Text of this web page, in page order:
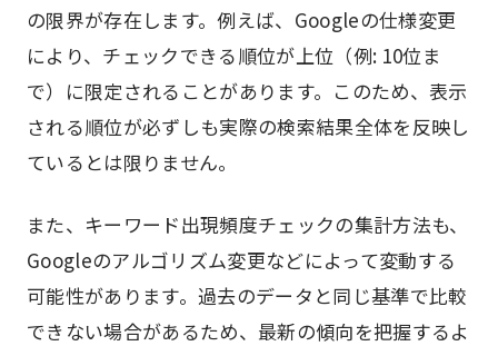
の限界が存在します。例えば、Googleの仕様変更
により、チェックできる順位が上位（例: 10位ま
で）に限定されることがあります。このため、表示
される順位が必ずしも実際の検索結果全体を反映し
ているとは限りません。
また、キーワード出現頻度チェックの集計方法も、
Googleのアルゴリズム変更などによって変動する
可能性があります。過去のデータと同じ基準で比較
できない場合があるため、最新の傾向を把握するよ